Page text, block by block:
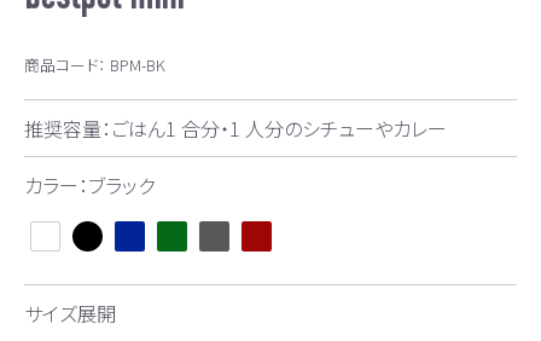
商品コード： BPM-BK
推奨容量：ごはん1 合分・1 人分のシチューやカレー
カラー：ブラック
サイズ展開